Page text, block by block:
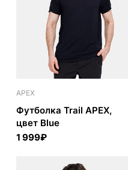
APEX
Футболка Trail APEX,
цвет Blue
1 999₽